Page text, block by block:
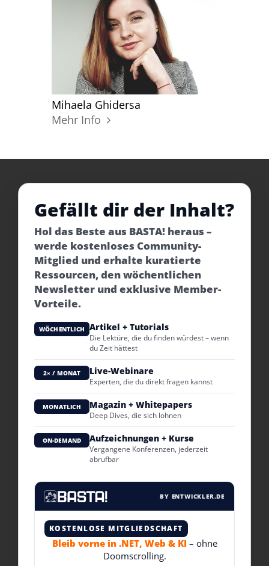
Mihaela Ghidersa
Mehr Info
Gefällt dir der Inhalt?
Hol das Beste aus BASTA! heraus –
werde kostenloses Community-
Mitglied und erhalte kuratierte
Ressourcen, den wöchentlichen
Newsletter und exklusive Member-
Vorteile.
WÖCHENTLICH Artikel + Tutorials
Die Lektüre, die du finden würdest – wenn
du Zeit hättest
2× / MONAT Live-Webinare
Experten, die du direkt fragen kannst
MONATLICH Magazin + Whitepapers
Deep Dives, die sich lohnen
ON-DEMAND Aufzeichnungen + Kurse
Vergangene Konferenzen, jederzeit
abrufbar
BY ENTWICKLER.DE
KOSTENLOSE MITGLIEDSCHAFT
Bleib vorne in .NET, Web & KI – ohne
Doomscrolling.